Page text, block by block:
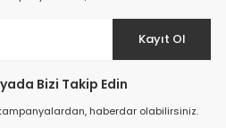
Kayıt Ol
Bizi Takip Edin
haberdar olabilirsiniz.